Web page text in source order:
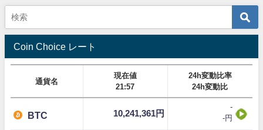
Coin Choice レート
通貨名
現在値
21:57
24h変動比率
24h変動比
BTC 10,241,361円
-
-円